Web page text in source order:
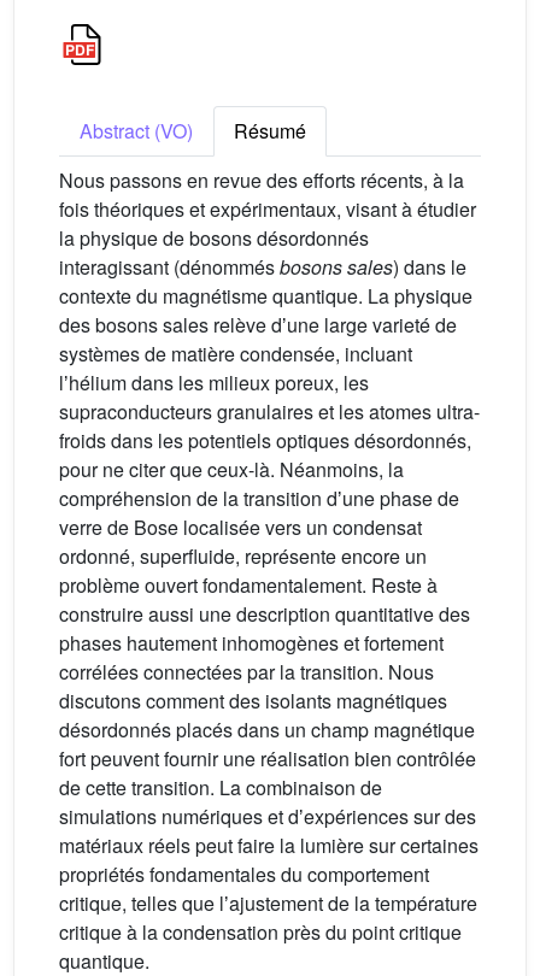
Abstract (VO)
Résumé
Nous passons en revue des efforts récents, à la
fois théoriques et expérimentaux, visant à étudier
la physique de bosons désordonnés
interagissant (dénommésbosons sales) dans le
contexte du magnétisme quantique. La physique
des bosons sales relève dʼune large varieté de
systèmes de matière condensée, incluant
lʼhélium dans les milieux poreux, les
supraconducteurs granulaires et les atomes ultra-
froids dans les potentiels optiques désordonnés,
pour ne citer que ceux-là. Néanmoins, la
compréhension de la transition dʼune phase de
verre de Bose localisée vers un condensat
ordonné, superfluide, représente encore un
problème ouvert fondamentalement. Reste à
construire aussi une description quantitative des
phases hautement inhomogènes et fortement
corrélées connectées par la transition. Nous
discutons comment des isolants magnétiques
désordonnés placés dans un champ magnétique
fort peuvent fournir une réalisation bien contrôlée
de cette transition. La combinaison de
simulations numériques et dʼexpériences sur des
matériaux réels peut faire la lumière sur certaines
propriétés fondamentales du comportement
critique, telles que lʼajustement de la température
critique à la condensation près du point critique
quantique.